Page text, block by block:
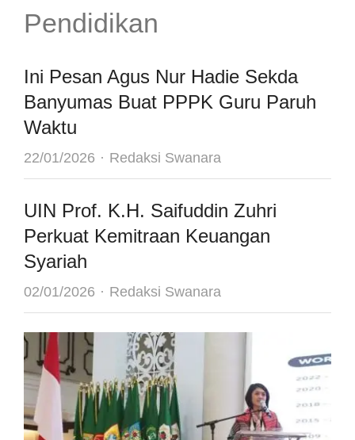
Pendidikan
Ini Pesan Agus Nur Hadie Sekda
Banyumas Buat PPPK Guru Paruh
Waktu
22/01/2026 Author
Redaksi Swanara
UIN Prof. K.H. Saifuddin Zuhri
Perkuat Kemitraan Keuangan
Syariah
02/01/2026 Author
Redaksi Swanara